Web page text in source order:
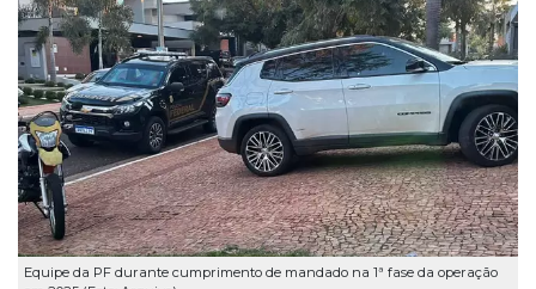
Equipe da PF durante cumprimento de mandado na 1ª fase da operação